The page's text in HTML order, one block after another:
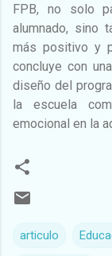
FPB, no solo
alumnado, sino
más positivo y
concluye con
diseño del
la escuela
emocional en la
articulo